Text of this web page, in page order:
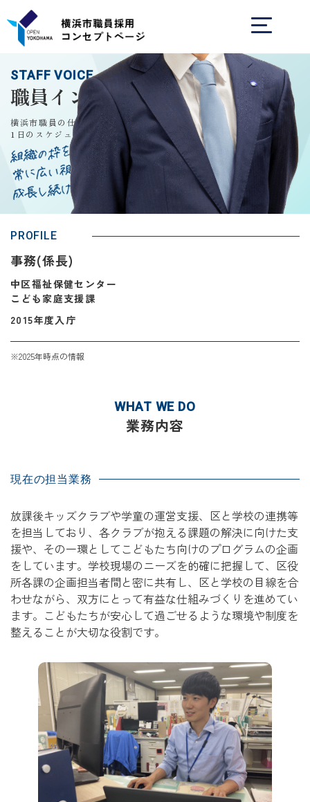
STAFF VOICE
職員インタビュー
横浜市職員の仕事内容や、
1日のスケジュールを知る
PROFILE
事務(係長)
中区福祉保健センター
こども家庭支援課
2015年度入庁
※2025年時点の情報
WHAT WE DO
業務内容
現在の担当業務
放課後キッズクラブや学童の運営支援、区と学校の連携等
を担当しており、各クラブが抱える課題の解決に向けた支
援や、その一環としてこどもたち向けのプログラムの企画
をしています。学校現場のニーズを的確に把握して、区役
所各課の企画担当者間と密に共有し、区と学校の目線を合
わせながら、双方にとって有益な仕組みづくりを進めてい
ます。こどもたちが安心して過ごせるような環境や制度を
整えることが大切な役割です。